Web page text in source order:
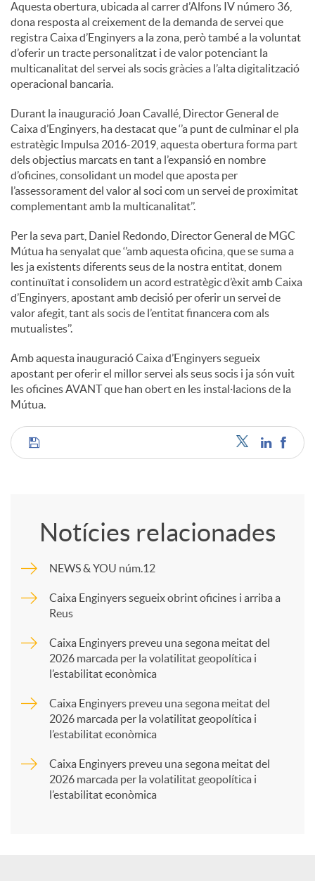
Aquesta obertura, ubicada al carrer d’Alfons IV número 36,
dona resposta al creixement de la demanda de servei que
registra Caixa d’Enginyers a la zona, però també a la voluntat
d’oferir un tracte personalitzat i de valor potenciant la
multicanalitat del servei als socis gràcies a l’alta digitalització
operacional bancaria.
Durant la inauguració Joan Cavallé, Director General de
Caixa d’Enginyers, ha destacat que ‘’a punt de culminar el pla
estratègic Impulsa 2016-2019, aquesta obertura forma part
dels objectius marcats en tant a l’expansió en nombre
d’oficines, consolidant un model que aposta per
l’assessorament del valor al soci com un servei de proximitat
complementant amb la multicanalitat’’.
Per la seva part, Daniel Redondo, Director General de MGC
Mútua ha senyalat que ‘’amb aquesta oficina, que se suma a
les ja existents diferents seus de la nostra entitat, donem
continuïtat i consolidem un acord estratègic d’èxit amb Caixa
d’Enginyers, apostant amb decisió per oferir un servei de
valor afegit, tant als socis de l’entitat financera com als
mutualistes’’.
Amb aquesta inauguració Caixa d’Enginyers segueix
apostant per oferir el millor servei als seus socis i ja són vuit
les oficines AVANT que han obert en les instal·lacions de la
Mútua.
C
m
p
a
Notícies relacionades
NEWS & YOU núm.12
Caixa Enginyers segueix obrint oficines i arriba a
Reus
Caixa Enginyers preveu una segona meitat del
2026 marcada per la volatilitat geopolítica i
l’estabilitat econòmica
Caixa Enginyers preveu una segona meitat del
2026 marcada per la volatilitat geopolítica i
l’estabilitat econòmica
Caixa Enginyers preveu una segona meitat del
2026 marcada per la volatilitat geopolítica i
l’estabilitat econòmica